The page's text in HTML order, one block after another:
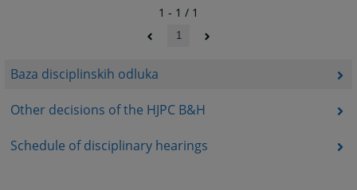
Baza disciplinskih odluka
Other decisions of the HJPC B&H
Schedule of disciplinary hearings
1 - 1 / 1
1